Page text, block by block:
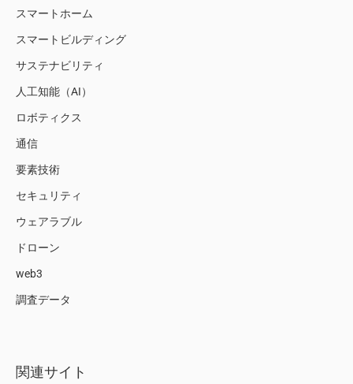
スマートホーム
スマートビルディング
サステナビリティ
人工知能（AI）
ロボティクス
通信
要素技術
セキュリティ
ウェアラブル
ドローン
web3
調査データ
関連サイト